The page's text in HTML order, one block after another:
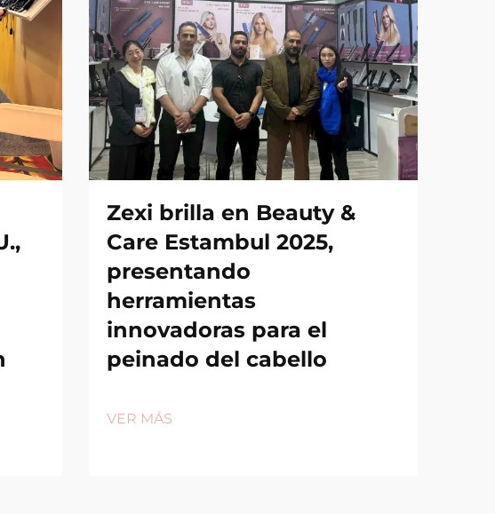
Zexi brilla en Beauty &
Care Estambul 2025,
presentando
herramientas
innovadoras para el
peinado del cabello
VER MÁS